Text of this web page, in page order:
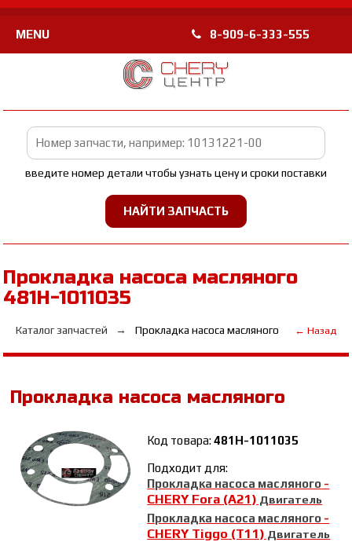
MENU 8-909-6-333-555
введите номер детали чтобы узнать цену и сроки поставки
Прокладка насоса масляного
481H-1011035
Каталог запчастей Прокладка насоса масляного ← Назад
Прокладка насоса масляного
Код товара:481H-1011035
Подходит для:
Прокладка насоса масляного -
CHERY Fora (A21) Двигатель
Прокладка насоса масляного -
CHERY Tiggo (T11) Двигатель